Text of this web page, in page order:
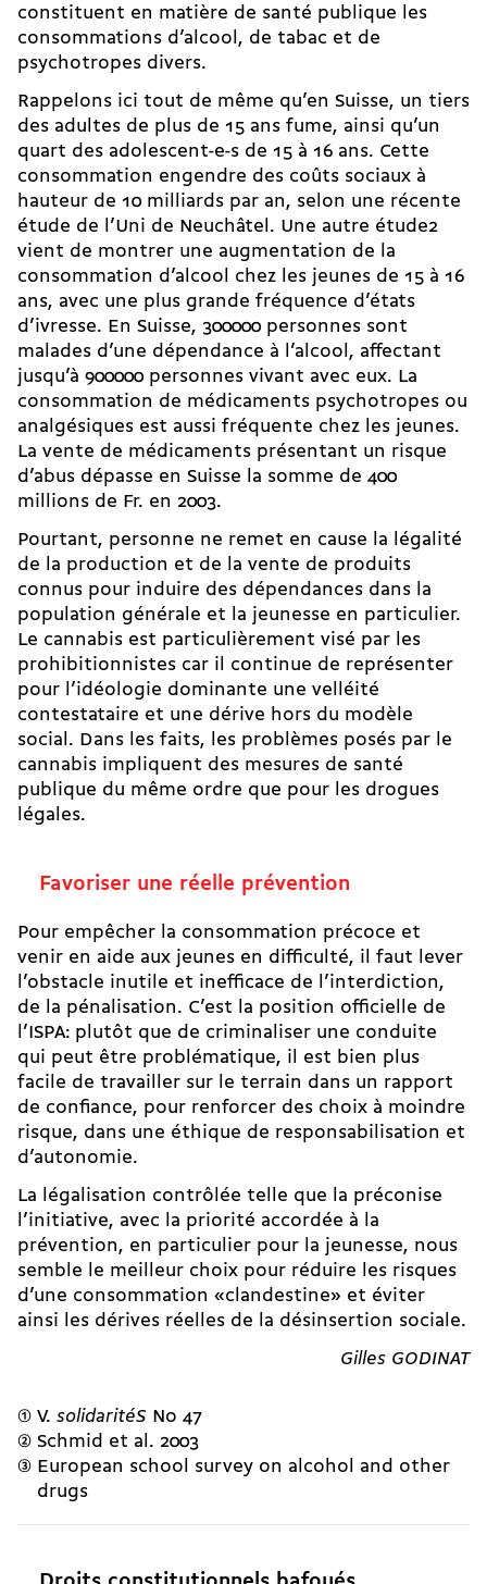
constituent en matière de santé publique les
consommations d’alcool, de tabac et de
psychotropes divers.
Rappelons ici tout de même qu’en Suisse, un tiers
des adultes de plus de 15 ans fume, ainsi qu’un
quart des adolescent-e-s de 15 à 16 ans. Cette
consommation engendre des coûts sociaux à
hauteur de 10 milliards par an, selon une récente
étude de l’Uni de Neuchâtel. Une autre étude2
vient de montrer une augmentation de la
consommation d’alcool chez les jeunes de 15 à 16
ans, avec une plus grande fréquence d’états
d’ivresse. En Suisse, 300000 personnes sont
malades d’une dépendance à l’alcool, affectant
jusqu’à 900000 personnes vivant avec eux. La
consommation de médicaments psychotropes ou
analgésiques est aussi fréquente chez les jeunes.
La vente de médicaments présentant un risque
d’abus dépasse en Suisse la somme de 400
millions de Fr. en 2003.
Pourtant, personne ne remet en cause la légalité
de la production et de la vente de produits
connus pour induire des dépendances dans la
population générale et la jeunesse en particulier.
Le cannabis est particulièrement visé par les
prohibitionnistes car il continue de représenter
pour l’idéologie dominante une velléité
contestataire et une dérive hors du modèle
social. Dans les faits, les problèmes posés par le
cannabis impliquent des mesures de santé
publique du même ordre que pour les drogues
légales.
Favoriser une réelle prévention
Pour empêcher la consommation précoce et
venir en aide aux jeunes en difficulté, il faut lever
l’obstacle inutile et inefficace de l’interdiction,
de la pénalisation. C’est la position officielle de
l’ISPA: plutôt que de criminaliser une conduite
qui peut être problématique, il est bien plus
facile de travailler sur le terrain dans un rapport
de confiance, pour renforcer des choix à moindre
risque, dans une éthique de responsabilisation et
d’autonomie.
La légalisation contrôlée telle que la préconise
l’initiative, avec la priorité accordée à la
prévention, en particulier pour la jeunesse, nous
semble le meilleur choix pour réduire les risques
d’une consommation «clandestine» et éviter
ainsi les dérives réelles de la désinsertion sociale.
Gilles GODINAT
V. solidaritéS No 47
Schmid et al. 2003
European school survey on alcohol and other
drugs